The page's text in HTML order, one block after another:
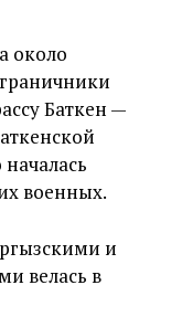
около
Баткен —
военных.
и
велась в